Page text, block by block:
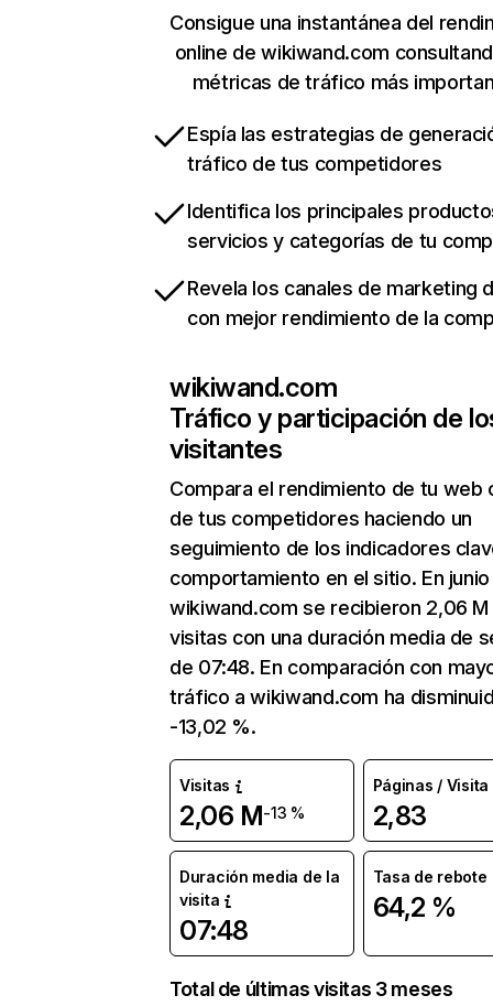
Consigue una instantánea del
online de wikiwand.com
métricas de tráfico más
Espía las estrategias de
tráfico de tus competidores
Identifica los principales
servicios y categorías de tu
Revela los canales de marketing
con mejor rendimiento de la
wikiwand.com
Tráfico y participación de
visitantes
Compara el rendimiento de tu web
de tus competidores haciendo un
seguimiento de los indicadores
comportamiento en el sitio. En junio
wikiwand.com se recibieron 2,06 M
visitas con una duración media de
de 07:48. En comparación con
tráfico a wikiwand.com ha
-13,02 %.
Visitas
2,06 M-13 %
Páginas / Visita
2,83
Duración media de la
visita
07:48
Tasa de rebote
64,2 %
Total de últimas visitas 3 meses